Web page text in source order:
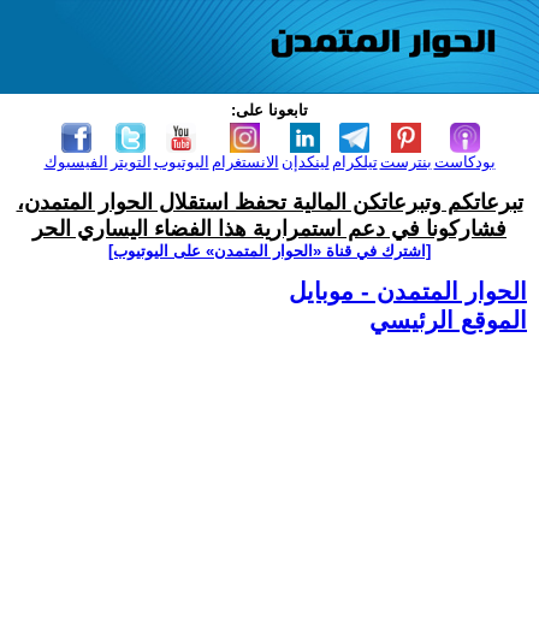
تابعونا على:
الفيسبوك التويتر اليوتيوب الانستغرام لينكدإن تيلكرامبنترست بودكاست
تبرعاتكم وتبرعاتكن المالية تحفظ استقلال الحوار المتمدن،
فشاركونا في دعم استمرارية هذا الفضاء اليساري الحر
[اشترك في قناة ‫«الحوار المتمدن» على اليوتيوب]
الحوار المتمدن - موبايل
الموقع الرئيسي